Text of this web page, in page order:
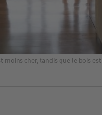
moins cher, tandis que le bois